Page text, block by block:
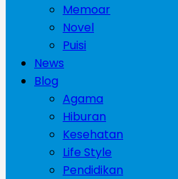
Memoar
Novel
Puisi
News
Blog
Agama
Hiburan
Kesehatan
Life Style
Pendidikan